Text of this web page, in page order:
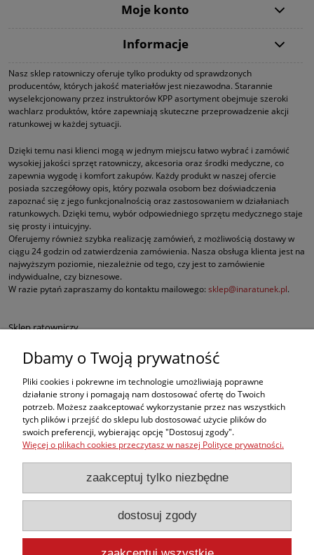
Moje konto
Informacje
Nasz sklep ratowniczy oferuje tylko produkty od sprawdzonych
producentów, których jakość materiałów jest niezawodna. Starannie
wyselekcjonowany przez instruktorów KPP asortyment obejmuje szeroki
wachlarz produktów, które zapewniają skuteczne przeprowadzenie akcji
ratunkowej w każdej sytuacji.
Dzięki temu nasi klienci mogą w jednym miejscu łatwo wybrać i zamówić
wysokiej jakości sprzęt ratowniczy, akcesoria oraz środki medyczne, co
zapewnia wygodę i komfort zakupów. Każdy produkt w naszej ofercie
posiada szczegółowy opis, który pozwala osobom bez doświadczenia
zapoznać się z jego funkcjonalnością oraz zastosowaniem w działaniach
ratunkowych. Dzięki temu, wybór odpowiedniego sprzętu medycznego staje
się prosty i intuicyjny.
Oferujemy również szybka realizację zamówień, z możliwością dostawy w
ciągu 24 godzin od zatwierdzenia zamówienia. Nasza obsługa klienta jest na
najwyższym poziomie, niezależnie od tego, czy jest to zamówienie
indywidualne, czy biznesowe.
W razie pytań zapraszamy do kontaktu mailowego: sklep@inaratunek.pl.
Sklep ratowniczy
Defibrylatory AED
Fantomy RKO
Sprzęt ratowniczy dla służb mundurowych
Apteczki pierwszej pomocy
, ale w naszej ofercie znajdą Państwo także inne produkty medyczne
najwyższej jakości, takie jak sprzęt do ewakuacji czy nowoczesne środki do
opatrywania oparzeń i krwotoków.
Dbamy o Twoją prywatność
Pliki cookies i pokrewne im technologie umożliwiają poprawne
działanie strony i pomagają nam dostosować ofertę do Twoich
potrzeb. Możesz zaakceptować wykorzystanie przez nas wszystkich
tych plików i przejść do sklepu lub dostosować użycie plików do
swoich preferencji, wybierając opcję "Dostosuj zgody".
Więcej o plikach cookies przeczytasz w naszej Polityce prywatności.
zaakceptuj tylko niezbędne
dostosuj zgody